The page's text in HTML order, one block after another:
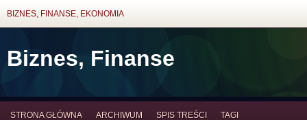
BIZNES, FINANSE, EKONOMIA
Biznes, Finanse
STRONA GŁÓWNA ARCHIWUM SPIS TREŚCI TAGI